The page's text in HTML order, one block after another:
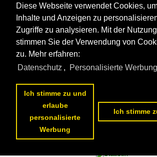
St. Ingbert ·WINR·
Alle Videos aus Unternehmen | historisch
Die ersten Videos ausUnternehmen | historisch
Datenschutzerklärung
Diese Webseite verwendet Cookies,
Inhalte und Anzeigen zu
Zugriffe zu analysieren. Mit der Nutzung
stimmen Sie der Verwendung von
zu. Mehr erfahren:
Datenschutz , Personalisierte Werbung
Ich stimme zu und
erlaube
personalisierte
Werbung
Ich stimme